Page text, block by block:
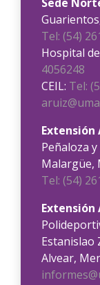
Tel: (54)
Hospital
4056248
CEIL: Tel:
Extensión
Peñaloza
Malargüe,
Tel: (54)
Extensión
Estanislao
Alvear,